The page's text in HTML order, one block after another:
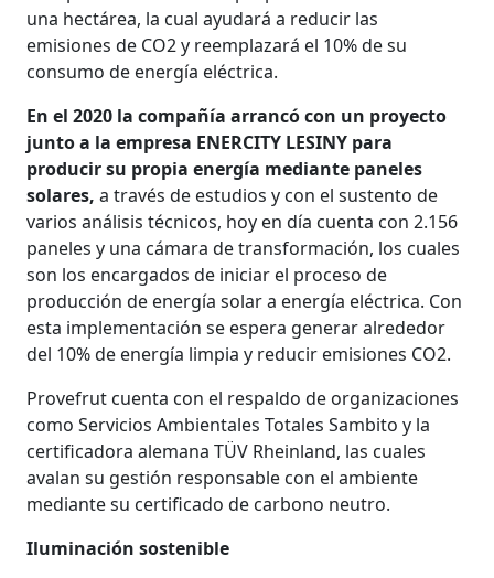
una hectárea, la cual ayudará a reducir las
emisiones de CO2 y reemplazará el 10% de su
consumo de energía eléctrica.
En el 2020 la compañía arrancó con un proyecto
junto a la empresa ENERCITY LESINY para
producir su propia energía mediante paneles
solares, a través de estudios y con el sustento de
varios análisis técnicos, hoy en día cuenta con 2.156
paneles y una cámara de transformación, los cuales
son los encargados de iniciar el proceso de
producción de energía solar a energía eléctrica. Con
esta implementación se espera generar alrededor
del 10% de energía limpia y reducir emisiones CO2.
Provefrut cuenta con el respaldo de organizaciones
como Servicios Ambientales Totales Sambito y la
certificadora alemana TÜV Rheinland, las cuales
avalan su gestión responsable con el ambiente
mediante su certificado de carbono neutro.
Iluminación sostenible